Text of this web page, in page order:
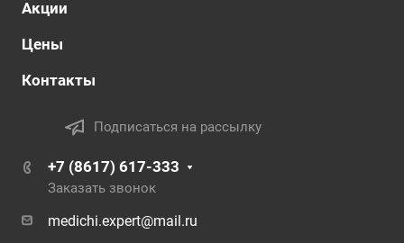
Акции
Цены
Контакты
Подписаться на рассылку
+7 (8617) 617-333
Заказать звонок
medichi.expert@mail.ru